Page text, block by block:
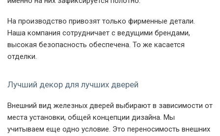
На производство привозят только фирменные детали.
Наша компания сотрудничает с ведущими брендами,
высокая безопасность обеспечена. То же касается
отделки.
Лучший декор для лучших дверей
Внешний вид железных дверей выбирают в зависимости от
места установки, общей концепции дизайна. Мы
учитываем еще одно условие. Это переносимость внешних